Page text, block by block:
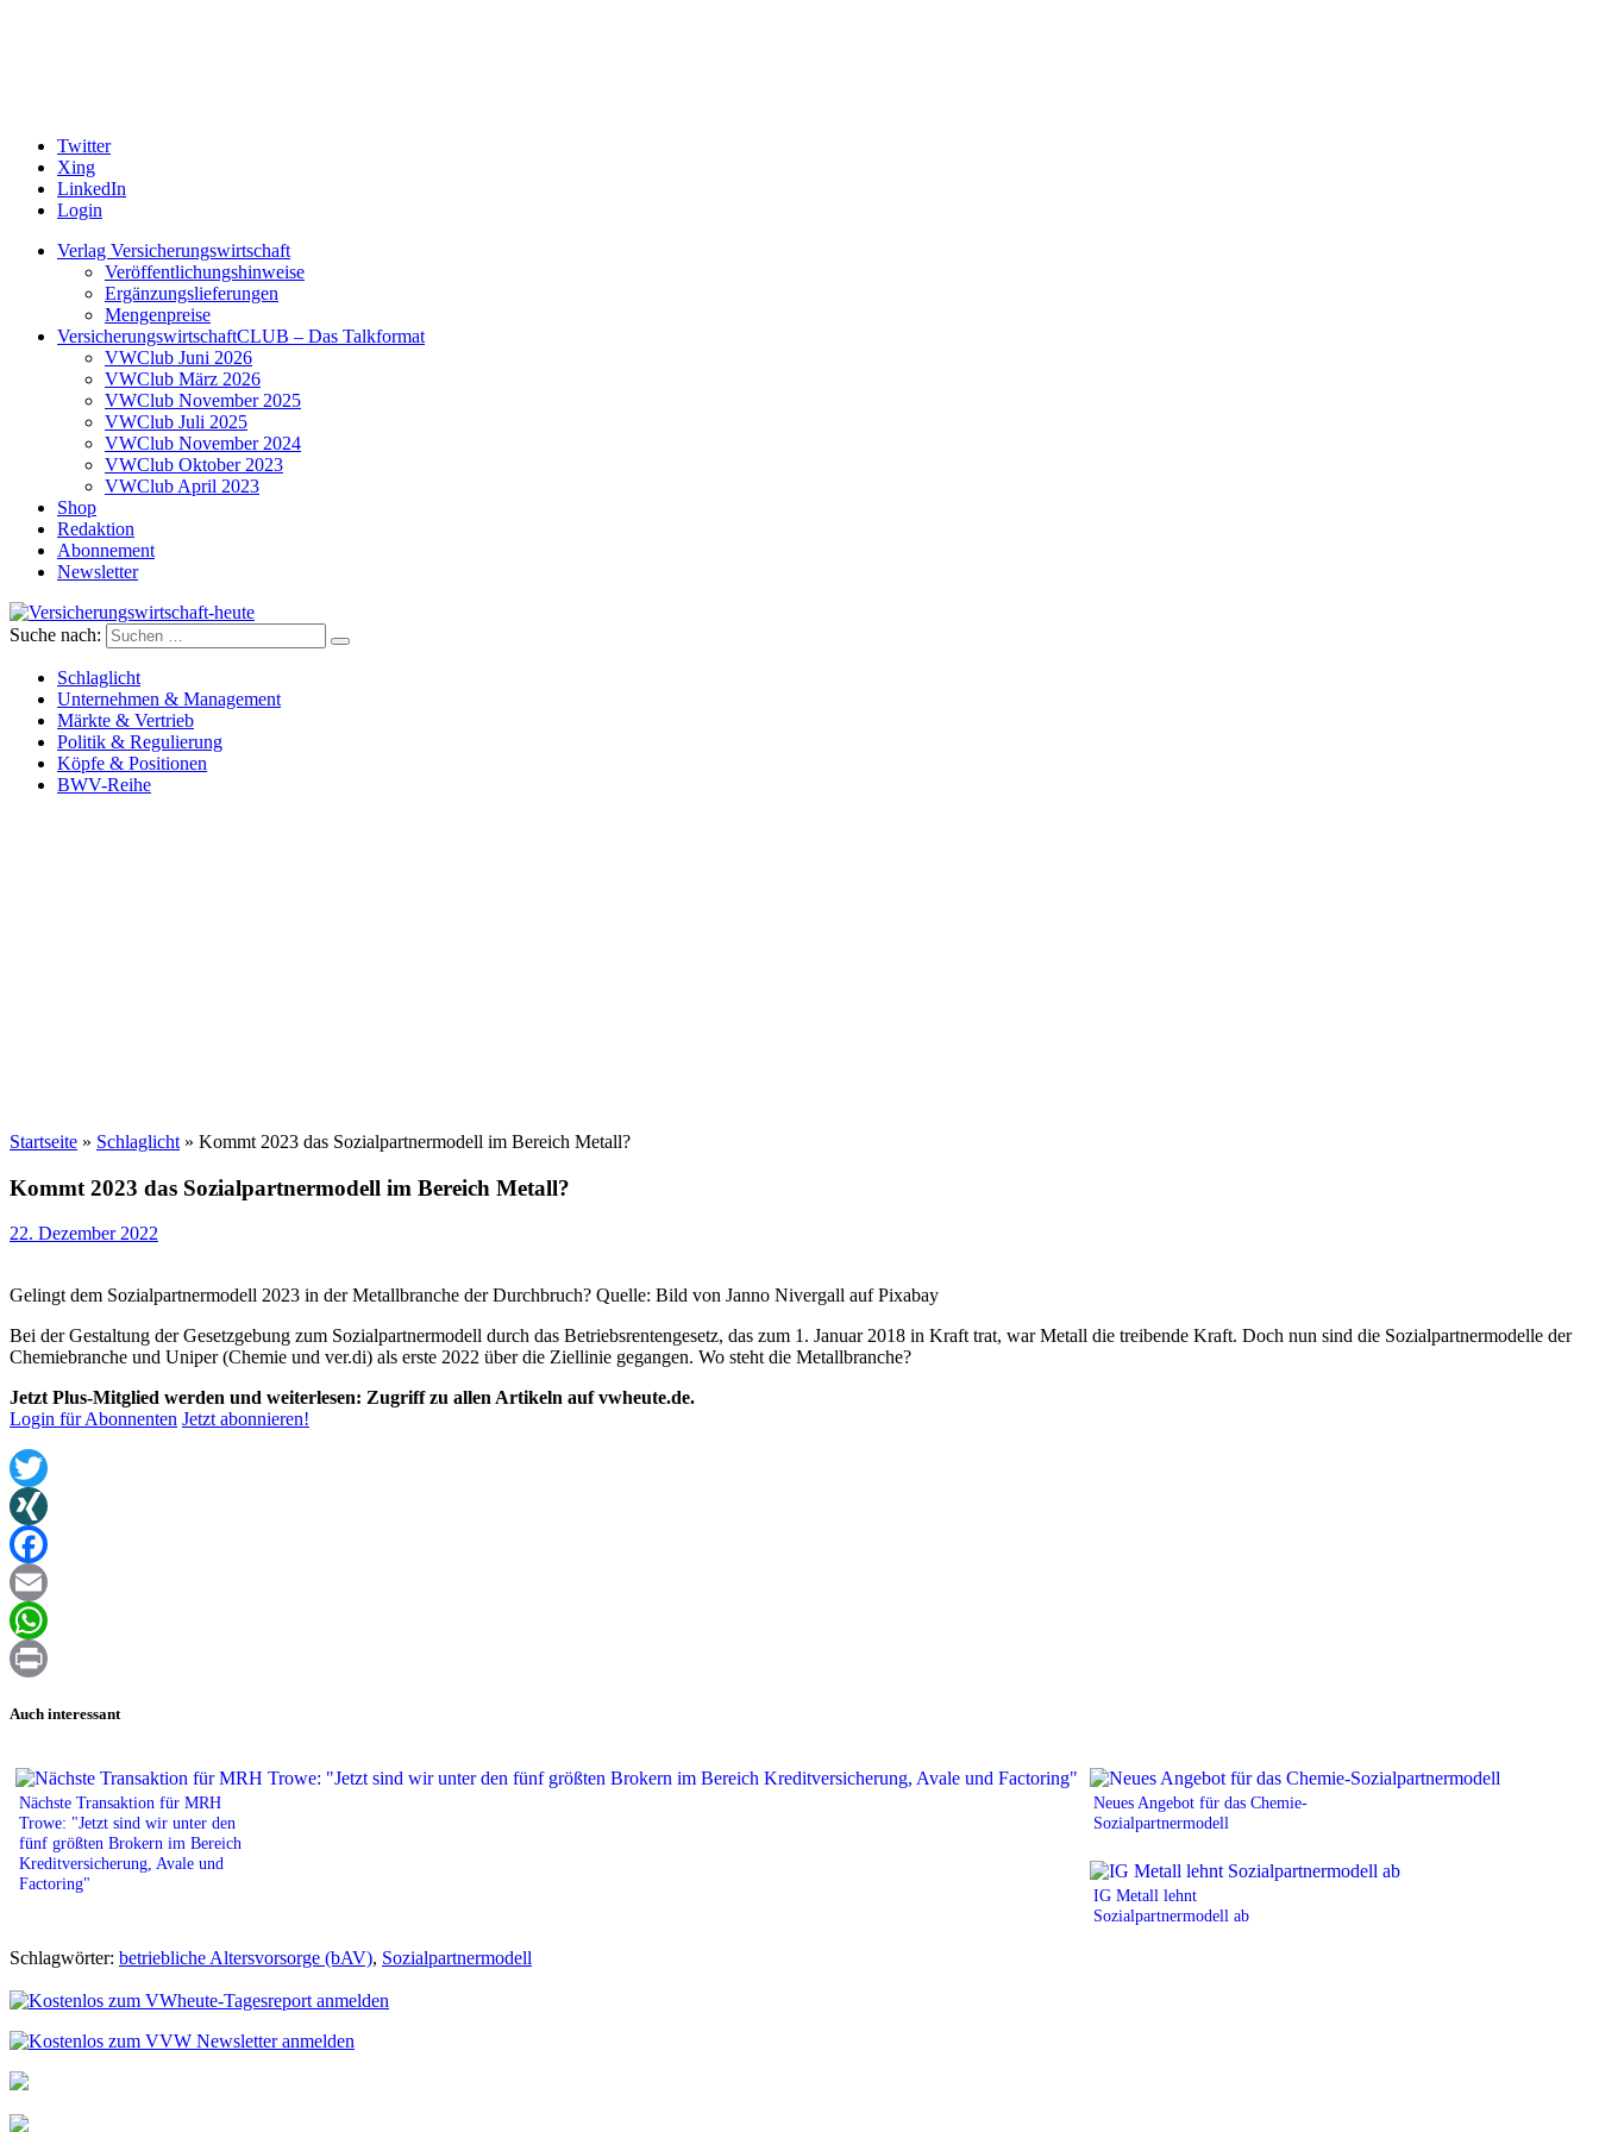
Twitter
Xing
LinkedIn
Login
Verlag Versicherungswirtschaft
Veröffentlichungshinweise
Ergänzungslieferungen
Mengenpreise
VersicherungswirtschaftCLUB – Das Talkformat
VWClub Juni 2026
VWClub März 2026
VWClub November 2025
VWClub Juli 2025
VWClub November 2024
VWClub Oktober 2023
VWClub April 2023
Shop
Redaktion
Abonnement
Newsletter
Versicherungswirtschaft-heute
Suche nach:
Schlaglicht
Unternehmen & Management
Märkte & Vertrieb
Politik & Regulierung
Köpfe & Positionen
BWV-Reihe
Startseite » Schlaglicht » Kommt 2023 das Sozialpartnermodell im Bereich Metall?
Kommt 2023 das Sozialpartnermodell im Bereich Metall?
22. Dezember 2022
Gelingt dem Sozialpartnermodell 2023 in der Metallbranche der Durchbruch? Quelle: Bild von Janno Nivergall auf Pixabay
Bei der Gestaltung der Gesetzgebung zum Sozialpartnermodell durch das Betriebsrentengesetz, das zum 1. Januar 2018 in Kraft trat, war Metall die treibende Kraft. Doch nun sind die Sozialpartnermodelle der
Chemiebranche und Uniper (Chemie und ver.di) als erste 2022 über die Ziellinie gegangen. Wo steht die Metallbranche?
Jetzt Plus-Mitglied werden und weiterlesen: Zugriff zu allen Artikeln auf vwheute.de.
Login für Abonnenten Jetzt abonnieren!
Twitter
XING
Facebook
Email
WhatsApp
Auch interessant
Nächste Transaktion für MRH
Trowe: "Jetzt sind wir unter den
fünf größten Brokern im Bereich
Kreditversicherung, Avale und
Factoring"
Neues Angebot für das Chemie-
Sozialpartnermodell
IG Metall lehnt
Sozialpartnermodell ab
Schlagwörter: betriebliche Altersvorsorge (bAV), Sozialpartnermodell